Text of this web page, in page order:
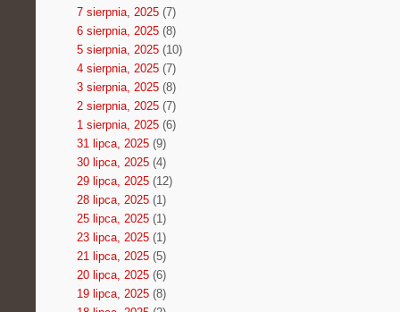
7 sierpnia, 2025(7)
6 sierpnia, 2025(8)
5 sierpnia, 2025(10)
4 sierpnia, 2025(7)
3 sierpnia, 2025(8)
2 sierpnia, 2025(7)
1 sierpnia, 2025(6)
31 lipca, 2025(9)
30 lipca, 2025(4)
29 lipca, 2025(12)
28 lipca, 2025(1)
25 lipca, 2025(1)
23 lipca, 2025(1)
21 lipca, 2025(5)
20 lipca, 2025(6)
19 lipca, 2025(8)